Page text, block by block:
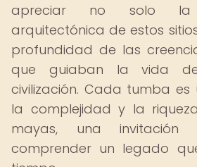
apreciar no solo la
arquitectónica de estos
profundidad de las
que guiaban la vida
civilización. Cada tumba es
la complejidad y la
mayas, una
comprender un legado